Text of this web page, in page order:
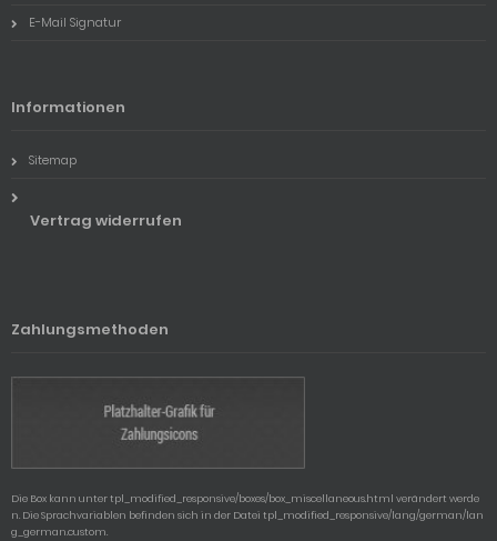
E-Mail Signatur
Informationen
Sitemap
Vertrag widerrufen
Zahlungsmethoden
Die Box kann unter tpl_modified_responsive/boxes/box_miscellaneous.html verändert werde
n. Die Sprachvariablen befinden sich in der Datei tpl_modified_responsive/lang/german/lan
g_german.custom.